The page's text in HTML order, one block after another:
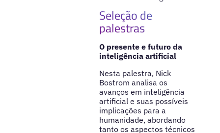
Seleção de
palestras
O presente e futuro da
inteligência artificial
Nesta palestra, Nick
Bostrom analisa os
avanços em inteligência
artificial e suas possíveis
implicações para a
humanidade, abordando
tanto os aspectos técnicos